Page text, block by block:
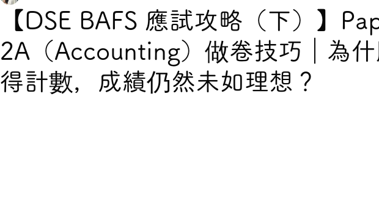
【DSE BAFS 應試攻略（下）】
2A（Accounting）做卷技巧｜為
得計數，成績仍然未如理想？